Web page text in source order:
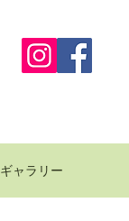
ギャラリー